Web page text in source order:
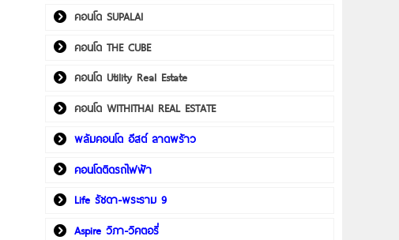
คอนโด SUPALAI
คอนโด THE CUBE
คอนโด Utility Real Estate
คอนโด WITHITHAI REAL ESTATE
พลัมคอนโด อีสต์ ลาดพร้าว
คอนโดติดรถไฟฟ้า
Life รัชดา-พระราม 9
Aspire วิภา-วิคตอรี่